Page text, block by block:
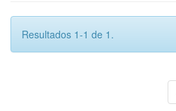
Resultados 1-1 de 1.